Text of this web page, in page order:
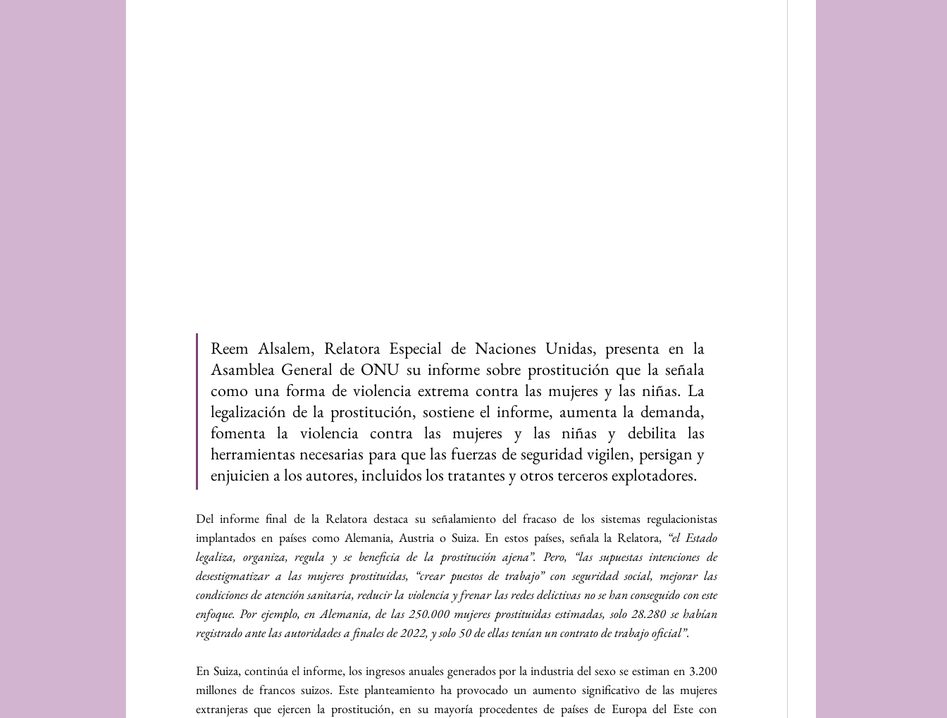
Reem Alsalem, Relatora Especial de Naciones Unidas, presenta en la
Asamblea General de ONU su informe sobre prostitución que la señala
como una forma de violencia extrema contra las mujeres y las niñas. La
legalización de la prostitución, sostiene el informe, aumenta la demanda,
fomenta la violencia contra las mujeres y las niñas y debilita las
herramientas necesarias para que las fuerzas de seguridad vigilen, persigan y
enjuicien a los autores, incluidos los tratantes y otros terceros explotadores.
Del informe final de la Relatora destaca su señalamiento del fracaso de los sistemas regulacionistas
implantados en países como Alemania, Austria o Suiza. En estos países, señala la Relatora, “el Estado
legaliza, organiza, regula y se beneficia de la prostitución ajena”. Pero, “las supuestas intenciones de
desestigmatizar a las mujeres prostituidas, “crear puestos de trabajo” con seguridad social, mejorar las
condiciones de atención sanitaria, reducir la violencia y frenar las redes delictivas no se han conseguido con este
enfoque. Por ejemplo, en Alemania, de las 250.000 mujeres prostituidas estimadas, solo 28.280 se habían
registrado ante las autoridades a finales de 2022, y solo 50 de ellas tenían un contrato de trabajo oficial”.
En Suiza, continúa el informe, los ingresos anuales generados por la industria del sexo se estiman en 3.200
millones de francos suizos. Este planteamiento ha provocado un aumento significativo de las mujeres
extranjeras que ejercen la prostitución, en su mayoría procedentes de países de Europa del Este con